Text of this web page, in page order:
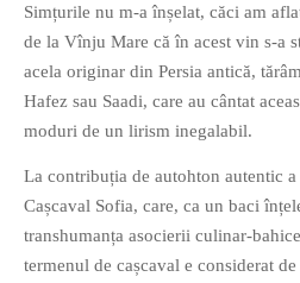
Simțurile nu m-a înșelat, căci am
de la Vînju Mare că în acest vin s-a
acela originar din Persia antică,
Hafez sau Saadi, care au cântat
moduri de un lirism inegalabil.
La contribuția de autohton autentic
Cașcaval Sofia, care, ca un baci
transhumanța asocierii culinar-
termenul de cașcaval e considerat